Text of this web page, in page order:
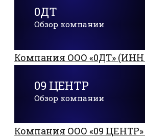
0ДТ
Обзор компании
Компания ООО «0ДТ» (ИНН
09 ЦЕНТР
Обзор компании
Компания ООО «09